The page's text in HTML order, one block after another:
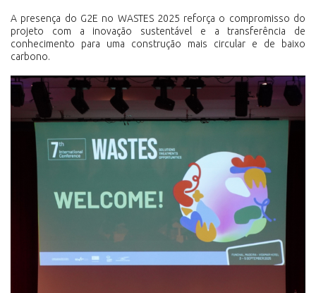
A presença do G2E no WASTES 2025 reforça o compromisso do
projeto com a inovação sustentável e a transferência de
conhecimento para uma construção mais circular e de baixo
carbono.